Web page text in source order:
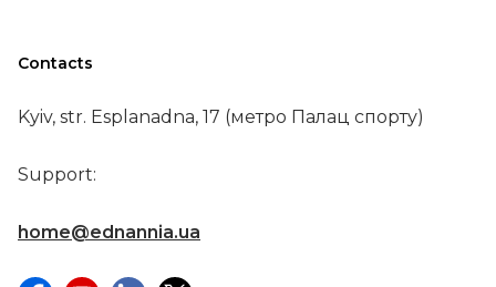
Contacts
Kyiv, str. Esplanadna, 17 (метро Палац спорту)
Support:
home@ednannia.ua